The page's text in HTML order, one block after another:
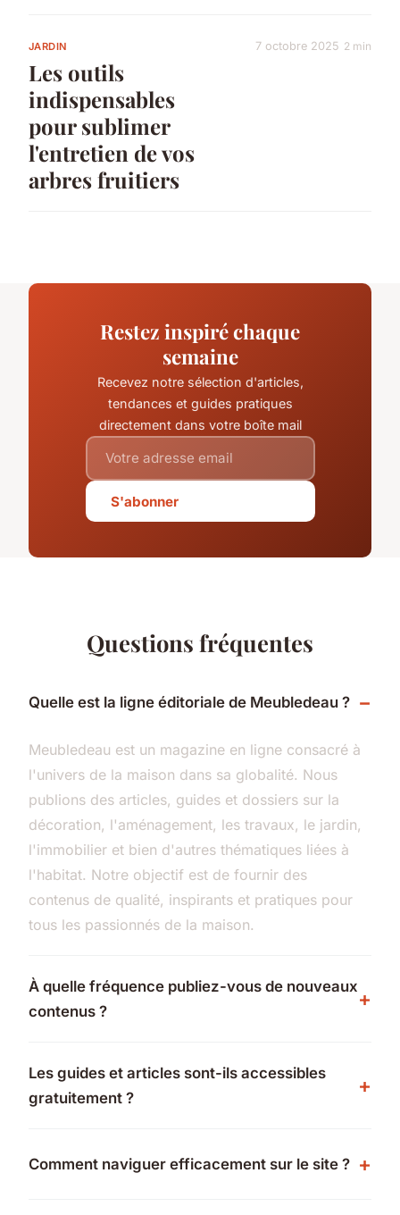
JARDIN
Les outils
indispensables
pour sublimer
l'entretien de vos
arbres fruitiers
7 octobre 2025 2 min
Restez inspiré chaque
semaine
Recevez notre sélection d'articles,
tendances et guides pratiques
directement dans votre boîte mail
S'abonner
Questions fréquentes
Quelle est la ligne éditoriale de Meubledeau ?
Meubledeau est un magazine en ligne consacré à
l'univers de la maison dans sa globalité. Nous
publions des articles, guides et dossiers sur la
décoration, l'aménagement, les travaux, le jardin,
l'immobilier et bien d'autres thématiques liées à
l'habitat. Notre objectif est de fournir des
contenus de qualité, inspirants et pratiques pour
tous les passionnés de la maison.
À quelle fréquence publiez-vous de nouveaux
contenus ?
Les guides et articles sont-ils accessibles
gratuitement ?
Comment naviguer efficacement sur le site ?